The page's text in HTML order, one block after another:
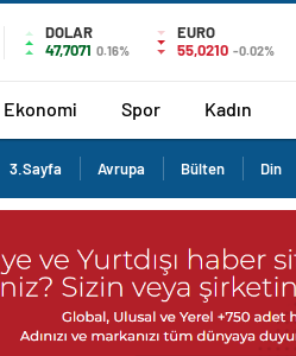
DOLAR
47,7071 0.16%
EURO
55,0210 -0.02%
Ekonomi Spor Kadın
3.Sayfa Avrupa Bülten Din